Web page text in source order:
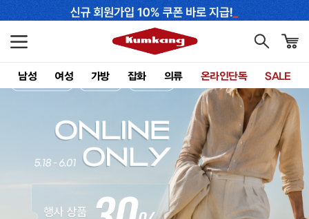
남성 여성 가방 잡화 의류 온라인단독 SALE